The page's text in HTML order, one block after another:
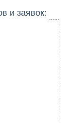
и заявок: